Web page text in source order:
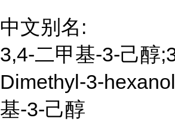
中文别名:
3,4-二甲基-3-己醇
Dimethyl-3-
基-3-己醇